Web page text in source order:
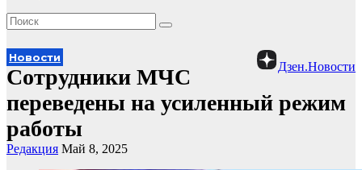
Дзен.Новости
Новости
Сотрудники МЧС
переведены на усиленный режим
работы
Редакция Май 8, 2025